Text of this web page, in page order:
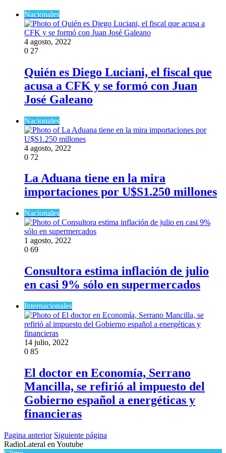
Nacionales
4 agosto, 2022
0 27
Quién es Diego Luciani, el fiscal que
acusa a CFK y se formó con Juan
José Galeano
Nacionales
4 agosto, 2022
0 72
La Aduana tiene en la mira
importaciones por U$S1.250 millones
Nacionales
1 agosto, 2022
0 69
Consultora estima inflación de julio
en casi 9% sólo en supermercados
Internacionales
14 julio, 2022
0 85
El doctor en Economía, Serrano
Mancilla, se refirió al impuesto del
Gobierno español a energéticas y
financieras
Pagina anterior Siguiente página
RadioLateral en Youtube